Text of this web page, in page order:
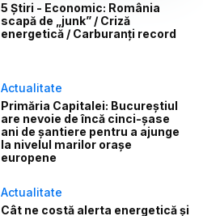
5 Știri - Economic: România
scapă de „junk” / Criză
energetică / Carburanți record
Actualitate
Primăria Capitalei: Bucureștiul
are nevoie de încă cinci-șase
ani de șantiere pentru a ajunge
la nivelul marilor orașe
europene
Actualitate
Cât ne costă alerta energetică și